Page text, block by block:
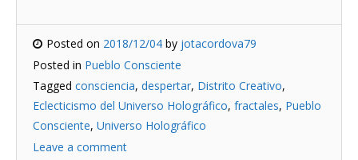
Posted on 2018/12/04 by jotacordova79
Posted in Pueblo Consciente
Tagged consciencia, despertar, Distrito Creativo,
Eclecticismo del Universo Holográfico, fractales, Pueblo
Consciente, Universo Holográfico
Leave a comment